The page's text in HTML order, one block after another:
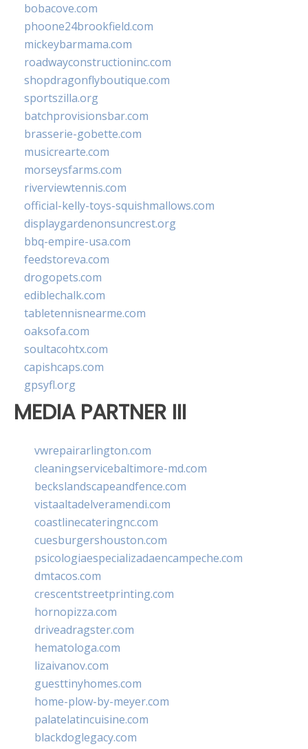
bobacove.com
phoone24brookfield.com
mickeybarmama.com
roadwayconstructioninc.com
shopdragonflyboutique.com
sportszilla.org
batchprovisionsbar.com
brasserie-gobette.com
musicrearte.com
morseysfarms.com
riverviewtennis.com
official-kelly-toys-squishmallows.com
displaygardenonsuncrest.org
bbq-empire-usa.com
feedstoreva.com
drogopets.com
ediblechalk.com
tabletennisnearme.com
oaksofa.com
soultacohtx.com
capishcaps.com
gpsyfl.org
MEDIA PARTNER III
vwrepairarlington.com
cleaningservicebaltimore-md.com
beckslandscapeandfence.com
vistaaltadelveramendi.com
coastlinecateringnc.com
cuesburgershouston.com
psicologiaespecializadaencampeche.com
dmtacos.com
crescentstreetprinting.com
hornopizza.com
driveadragster.com
hematologa.com
lizaivanov.com
guesttinyhomes.com
home-plow-by-meyer.com
palatelatincuisine.com
blackdoglegacy.com